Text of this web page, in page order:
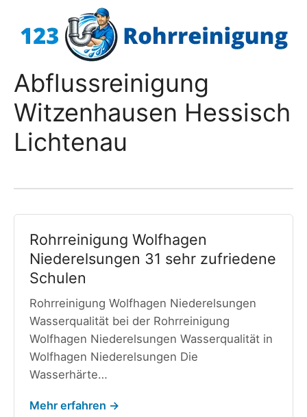
Inhalt
Abflussreinigung
Witzenhausen Hessisch
Lichtenau
Rohrreinigung Wolfhagen
Niederelsungen 31 sehr zufriedene
Schulen
Rohrreinigung Wolfhagen Niederelsungen
Wasserqualität bei der Rohrreinigung
Wolfhagen Niederelsungen Wasserqualität in
Wolfhagen Niederelsungen Die
Wasserhärte…
Mehr erfahren →